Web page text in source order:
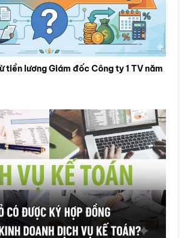
tiền lương Giám đốc Công ty 1 TV năm